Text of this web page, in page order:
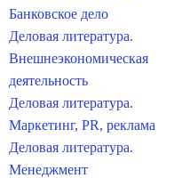
Банковское дело
Деловая литература.
Внешнеэкономическая
деятельность
Деловая литература.
Маркетинг, PR, реклама
Деловая литература.
Менеджмент